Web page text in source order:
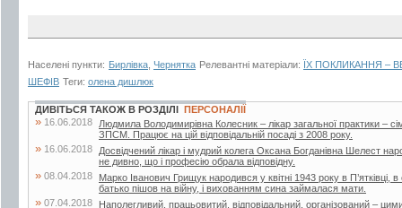
Населені пункти: Бирлівка Чернятка Релевантні матеріали: ЇХ ПОКЛИКАННЯ –
ШЕФІВ Теги: олена дишлюк
ДИВІТЬСЯ ТАКОЖ В РОЗДІЛІ ПЕРСОНАЛІЇ
» 16.06.2018
Людмила Володимирівна Колесник – лікар загальної практики –
ЗПСМ. Працює на цій відповідальній посаді з 2008 року.
» 16.06.2018
Досвідчений лікар і мудрий колега Оксана Богданівна Шелест
не дивно, що і професію обрала відповідну.
» 08.04.2018
Марко Іванович Грищук народився у квітні 1943 року в П’ятківці,
батько пішов на війну, і вихованням сина займалася мати.
» 07.04.2018
Наполегливий, працьовитий, відповідальний, організований –